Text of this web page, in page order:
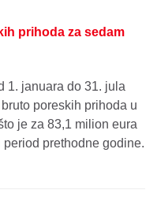
prihoda za sedam
1. januara do 31. jula
poreskih prihoda u
je za 83,1 milion eura
prethodne godine.